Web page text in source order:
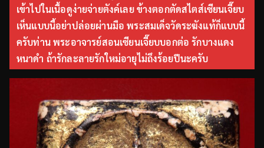
เข้าไปในเนื้อดูง่ายจ่ายตังค์เลย ข้างตอกตัดสไตส์เซียนเจี๊ยบ
เห็นแบบนี้อย่าปล่อยผ่านมือ พระสมเด็จวัดระฆังแท้ก็แบบนี้
ครับท่าน พระอาจารย์สอนเซียนเจี๊ยบบอกต่อ รักบางแดง
หนาดำ ถ้ารักละลายรักใหม่อายุไม่ถึงร้อยปีนะครับ